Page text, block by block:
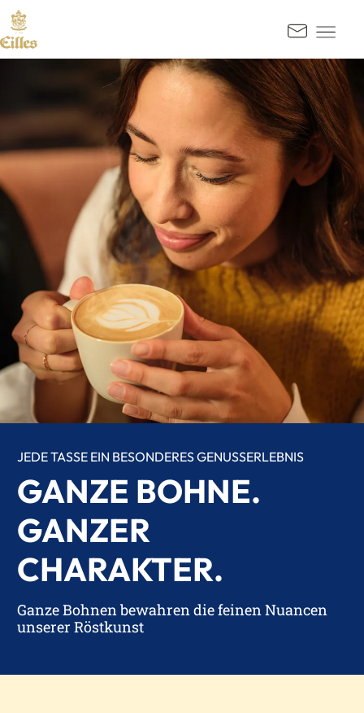
JEDE TASSE EIN BESONDERES GENUSSERLEBNIS
GANZE BOHNE.
GANZER
CHARAKTER.
Ganze Bohnen bewahren die feinen Nuancen
unserer Röstkunst